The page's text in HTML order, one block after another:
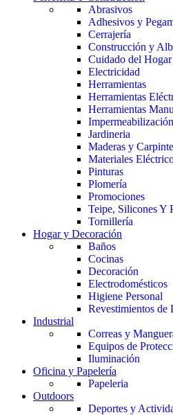
Abrasivos
Adhesivos y
Cerrajería
Construcción y
Cuidado del
Electricidad
Herramientas
Herramientas
Herramientas
Impermeabilización
Jardineria
Maderas y
Materiales
Pinturas
Plomería
Promociones
Teipe, Silicones Y
Tornillería
Hogar y Decoración
Baños
Cocinas
Decoración
Electrodomésticos
Higiene Personal
Revestimientos de
Industrial
Correas y
Equipos de
Iluminación
Oficina y Papelería
Papeleria
Outdoors
Deportes y